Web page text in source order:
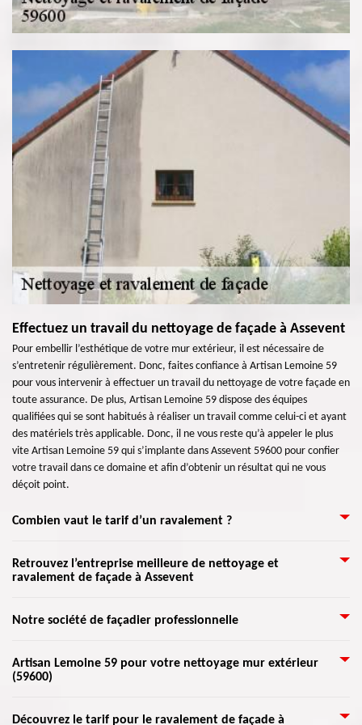
Effectuez un travail du nettoyage de façade à Assevent
Pour embellir l’esthétique de votre mur extérieur, il est nécessaire de
s’entretenir régulièrement. Donc, faites confiance à Artisan Lemoine 59
pour vous intervenir à effectuer un travail du nettoyage de votre façade en
toute assurance. De plus, Artisan Lemoine 59 dispose des équipes
qualifiées qui se sont habitués à réaliser un travail comme celui-ci et ayant
des matériels très applicable. Donc, il ne vous reste qu’à appeler le plus
vite Artisan Lemoine 59 qui s’implante dans Assevent 59600 pour confier
votre travail dans ce domaine et afin d’obtenir un résultat qui ne vous
déçoit point.
Combien vaut le tarif d’un ravalement ?
Le prix d’un ravalement de façade dépend de certains critères. Le coût à
payer pour une intervention varie suivant les travaux à entreprendre. Que
nettoyage de murs extérieurs, le prix est différent. Ils changent selon
l’étendue des travaux, leur difficulté et les matériels utilisés. Toutefois, le
tarif au m² ou par heure établit par surface de façade pour un prix
abordable.
Retrouvez l’entreprise meilleure de nettoyage et
ravalement de façade à Assevent
Toute activité de la construction d’une maison nécessite d’un professionnel
ce domaine et afin de rassurer un énorme succès du résultat. De plus,
Artisan Lemoine 59 propose ses meilleurs services pour rendre votre
Alors, ne cherchez pas loin, faites appels Artisan Lemoine 59 pour confier
Notre société de façadier professionnelle
Si vous recherchez une entreprise crédible qui prend en charge les travaux
de façade et de mur extérieur, nous vous invitons de nous appeler. Notre
indispensables pour votre façade. Qu’il faut faire une peinture de façade,
Artisan Lemoine 59 pour votre nettoyage mur extérieur
(59600)
Une raison d'envisager le nettoyage de façade est de maintenir le bon état
Découvrez le tarif pour le ravalement de façade à